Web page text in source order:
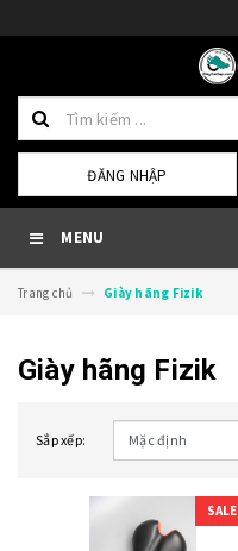
ĐĂNG NHẬP
MENU
Trang chủ Giày hãng Fizik
Giày hãng Fizik
Sắp xếp:
SALE